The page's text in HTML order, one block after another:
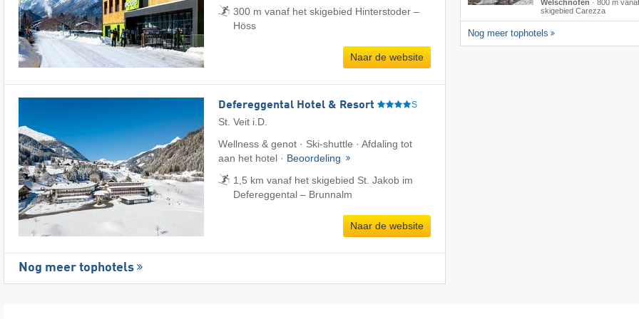
300 m vanaf het skigebied Hinterstoder –
Höss
Naar de website
Defereggental Hotel & Resort S
St. Veit i.D.
Wellness & genot · Ski-shuttle · Afdaling tot
aan het hotel · Beoordeling
1,5 km vanaf het skigebied St. Jakob im
Defereggental – Brunnalm
Naar de website
Nog meer tophotels
Welschnofen · 800 m
skigebied Carezza
Nog meer tophotels